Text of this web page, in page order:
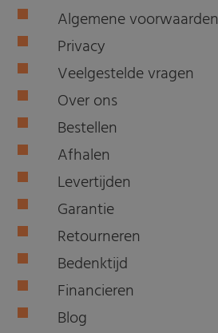
Algemene voorwaarden
Privacy
Veelgestelde vragen
Over ons
Bestellen
Afhalen
Levertijden
Garantie
Retourneren
Bedenktijd
Financieren
Blog